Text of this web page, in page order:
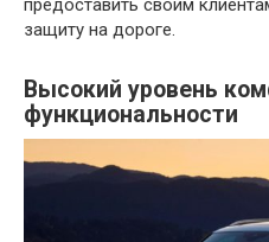
предоставить своим
защиту на дороге.
Высокий уровень
функциональности